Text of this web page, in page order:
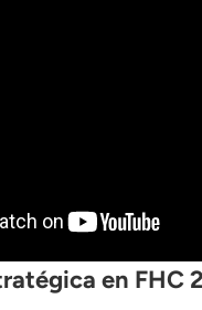
en FHC